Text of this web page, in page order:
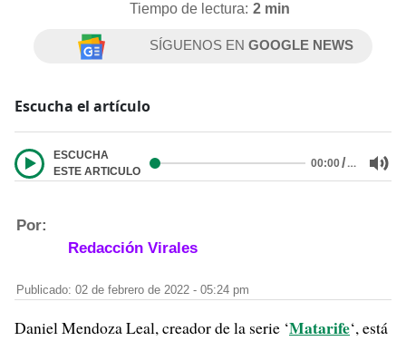
Tiempo de lectura: 2 min
SÍGUENOS ENGOOGLE NEWS
Escucha el artículo
ESCUCHA
ESTE ARTICULO
00:00/…
Por:
Redacción Virales
Publicado: 02 de febrero de 2022 - 05:24 pm
Daniel Mendoza Leal, creador de la serie ‘Matarife‘, está